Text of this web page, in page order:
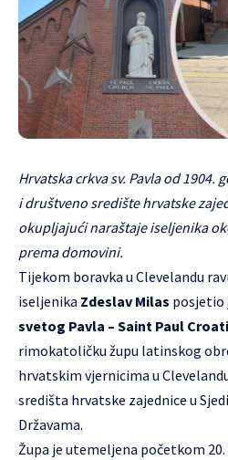
Hrvatska crkva sv. Pavla od
i društveno središte hrvatske
okupljajući naraštaje iseljenika
prema domovini.
Tijekom boravka u Clevelandu
iseljenika Zdeslav Milas posjetio
svetog Pavla – Saint Paul
rimokatoličku župu latinskog
hrvatskim vjernicima u
središta hrvatske zajednice u
Državama.
Župa je utemeljena početkom